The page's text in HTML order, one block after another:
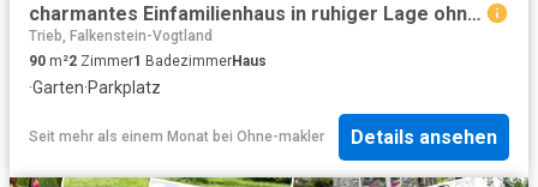
charmantes Einfamilienhaus in ruhiger Lage ohne Makler
Trieb, Falkenstein-Vogtland
90 m²2 Zimmer1 BadezimmerHaus
·Garten·Parkplatz
Seit mehr als einem Monat bei Ohne-makler Details ansehen